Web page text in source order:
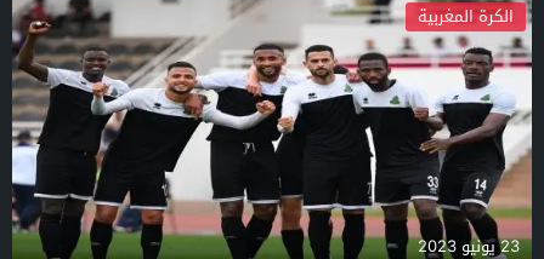
الكرة المغربية
23 يونيو 2023